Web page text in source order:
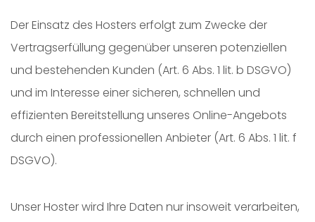
Der Einsatz des Hosters erfolgt zum Zwecke der
Vertragserfüllung gegenüber unseren potenziellen
und bestehenden Kunden (Art. 6 Abs. 1 lit. b DSGVO)
und im Interesse einer sicheren, schnellen und
effizienten Bereitstellung unseres Online-Angebots
durch einen professionellen Anbieter (Art. 6 Abs. 1 lit. f
DSGVO).
Unser Hoster wird Ihre Daten nur insoweit verarbeiten,